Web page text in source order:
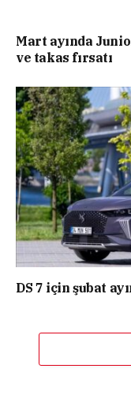
Mart ayında
ve takas fırsatı
DS 7 için şubat